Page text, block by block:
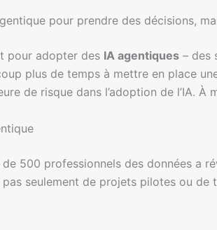
pour prendre des décisions,
pour adopter des IA agentiques – des
plus de temps à mettre en place
de risque dans l’adoption de l’IA. À
500 professionnels des données a
seulement de projets pilotes ou